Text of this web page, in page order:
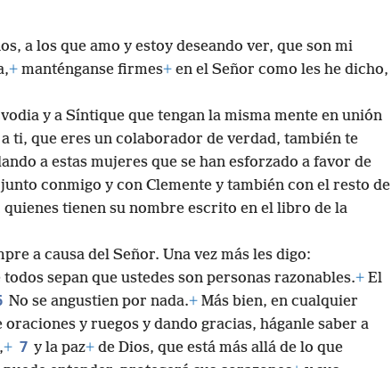
a los que amo y estoy deseando ver, que son mi
+ manténganse firmes+ en el Señor como les he dicho,
y a Síntique que tengan la misma mente en unión
ti, que eres un colaborador de verdad, también te
a estas mujeres que se han esforzado a favor de
conmigo y con Clemente y también con el resto de
tienen su nombre escrito en el libro de la
a causa del Señor. Una vez más les digo:
todos sepan que ustedes son personas razonables.+ El
No se angustien por nada.+ Más bien, en cualquier
y ruegos y dando gracias, háganle saber a
+ 7 y la paz+ de Dios, que está más allá de lo que